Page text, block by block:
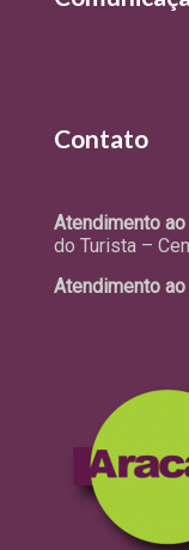
Contato
Atendimento
do Turista –
Atendimento